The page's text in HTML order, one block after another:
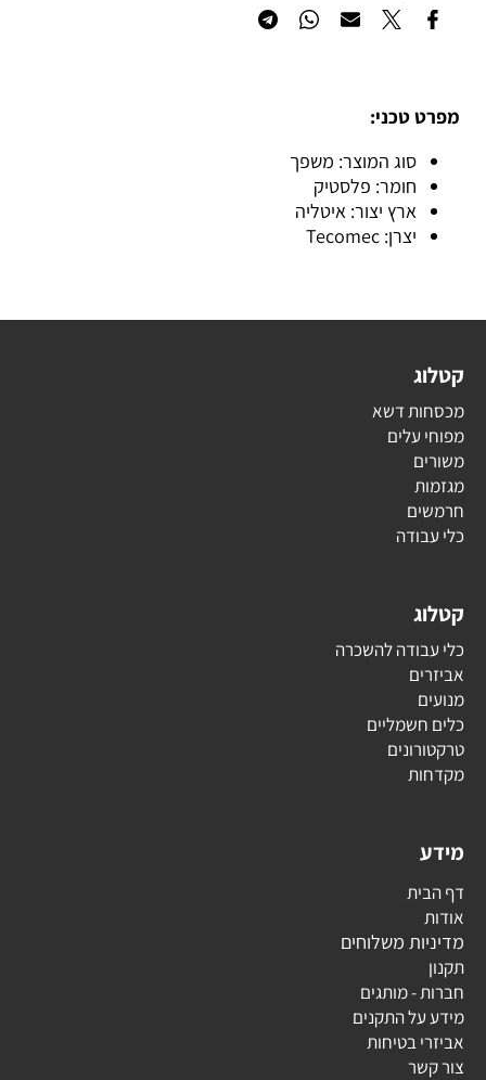
מפרט טכני:
סוג המוצר: משפך
חומר: פלסטיק
ארץ יצור: איטליה
יצרן: Tecomec
קטלוג
מכסחות דשא
מפוחי עלים
משורים
מגזמות
חרמשים
כלי עבודה
קטלוג
כלי עבודה להשכרה
אביזרים
מנועים
כלים חשמליים
טרקטורונים
מקדחות
מידע
דף הבית
אודות
מדיניות משלוחים
תקנון
חברות - מותגים
מידע על התקנים
אביזרי בטיחות
צור קשר